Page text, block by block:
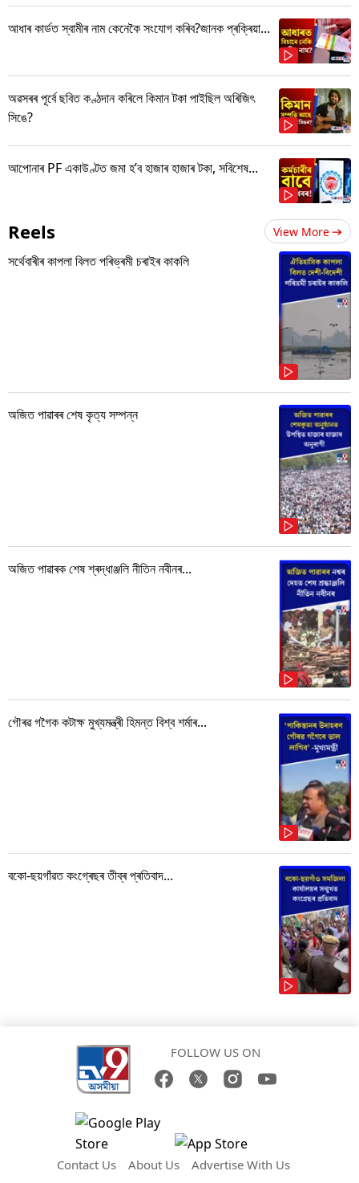
আধাৰ কাৰ্ডত স্বামীৰ নাম কেনেকৈ সংযোগ কৰিব?জানক প্ৰক্ৰিয়া...
অৱসৰৰ পূৰ্বে ছবিত কণ্ঠদান কৰিলে কিমান টকা পাইছিল অৰিজিৎ
সিঙে?
আপোনাৰ PF একাউণ্টত জমা হ’ব হাজাৰ হাজাৰ টকা, সবিশেষ...
Reels View More
সৰ্থেবাৰীৰ কাপলা বিলত পৰিভ্ৰমী চৰাইৰ কাকলি
অজিত পাৱাৰৰ শেষ কৃত্য সম্পন্ন
অজিত পাৱাৰক শেষ শ্ৰদ্ধাঞ্জলি নীতিন নবীনৰ...
গৌৰৱ গগৈক কটাক্ষ মুখ্যমন্ত্ৰী হিমন্ত বিশ্ব শৰ্মাৰ...
বকো-ছয়গাঁৱত কংগ্ৰেছৰ তীব্ৰ প্ৰতিবাদ...
FOLLOW US ON
Contact Us About Us Advertise With Us